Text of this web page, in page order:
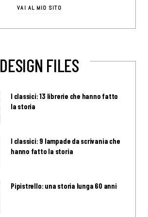
VAI AL MIO SITO
DESIGN FILES
I classici: 13 librerie che hanno fatto
la storia
I classici: 9 lampade da scrivania che
hanno fatto la storia
Pipistrello: una storia lunga 60 anni